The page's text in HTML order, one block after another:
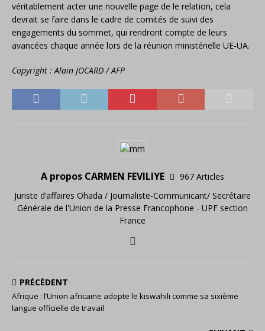
véritablement acter une nouvelle page de le relation, cela
devrait se faire dans le cadre de comités de suivi des
engagements du sommet, qui rendront compte de leurs
avancées chaque année lors de la réunion ministérielle UE-UA.
Copyright : Alain JOCARD / AFP
A propos CARMEN FEVILIYE
967 Articles
Juriste d’affaires Ohada / Journaliste-Communicant/ Secrétaire
Générale de l'Union de la Presse Francophone - UPF section
France
PRÉCÉDENT
Afrique : l’Union africaine adopte le kiswahili comme sa sixième
langue officielle de travail